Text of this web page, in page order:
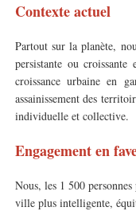
Contexte actuel
Partout sur la planète,
persistante ou
croissance urbaine en
assainissement des
individuelle et collective.
Engagement en
Nous, les 1 500
ville plus intelligente,